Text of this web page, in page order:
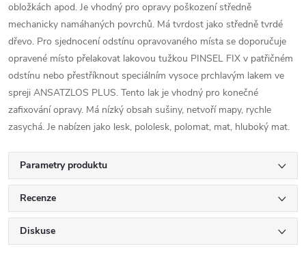
obložkách apod. Je vhodný pro opravy poškození středně
mechanicky namáhaných povrchů. Má tvrdost jako středně tvrdé
dřevo. Pro sjednocení odstínu opravovaného místa se doporučuje
opravené místo přelakovat lakovou tužkou PINSEL FIX v patřičném
odstínu nebo přestříknout speciálním vysoce prchlavým lakem ve
spreji ANSATZLOS PLUS. Tento lak je vhodný pro konečné
zafixování opravy. Má nízký obsah sušiny, netvoří mapy, rychle
zasychá. Je nabízen jako lesk, pololesk, polomat, mat, hluboký mat.
Parametry produktu
Recenze
Diskuse